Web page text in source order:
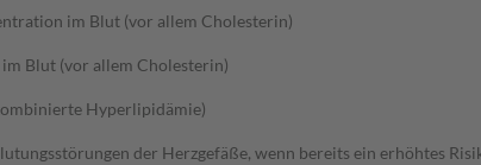
im Blut (vor allem Cholesterin)
Blut (vor allem Cholesterin)
Hyperlipidämie)
der Herzgefäße, wenn bereits ein erhöhtes